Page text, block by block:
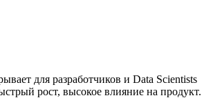
для разработчиков и Data Scientists
рост, высокое влияние на продукт.